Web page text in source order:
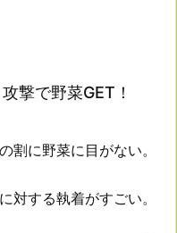
撃で野菜GET！
割に野菜に目がない。
対する執着がすごい。